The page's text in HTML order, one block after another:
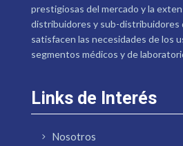
prestigiosas del mercado y la
distribuidores y sub-distribuidores
satisfacen las necesidades de los
segmentos médicos y de
Links de Interés
Nosotros